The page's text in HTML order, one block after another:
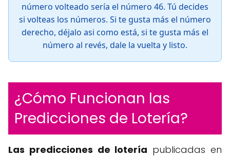
número volteado sería el número 46. Tú decides
si volteas los números. Si te gusta más el número
derecho, déjalo asi como está, si te gusta más el
número al revés, dale la vuelta y listo.
¿Cómo Funcionan las
Predicciones de Lotería?
Las predicciones de lotería publicadas en